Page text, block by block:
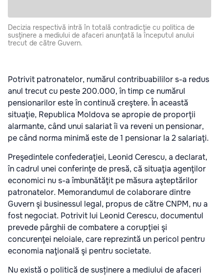
Decizia respectivă intră în totală contradicţie cu politica de
susţinere a mediului de afaceri anunţată la începutul anului
trecut de către Guvern.
Potrivit patronatelor, numărul contribuabililor s-a redus
anul trecut cu peste 200.000, în timp ce numărul
pensionarilor este în continuă creştere. În această
situaţie, Republica Moldova se apropie de proporţii
alarmante, când unui salariat îi va reveni un pensionar,
pe când norma minimă este de 1 pensionar la 2 salariaţi.
Preşedintele confederaţiei, Leonid Cerescu, a declarat,
în cadrul unei conferinţe de presă, că situaţia agenţilor
economici nu s-a îmbunătăţit pe măsura aşteptărilor
patronatelor. Memorandumul de colaborare dintre
Guvern şi businessul legal, propus de către CNPM, nu a
fost negociat. Potrivit lui Leonid Cerescu, documentul
prevede pârghii de combatere a corupţiei şi
concurenţei neloiale, care reprezintă un pericol pentru
economia naţională şi pentru societate.
Nu există o politică de susținere a mediului de afaceri